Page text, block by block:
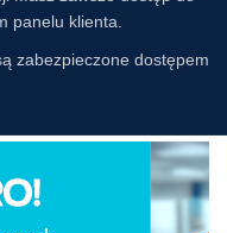
panelu klienta.
zabezpieczone dostępem